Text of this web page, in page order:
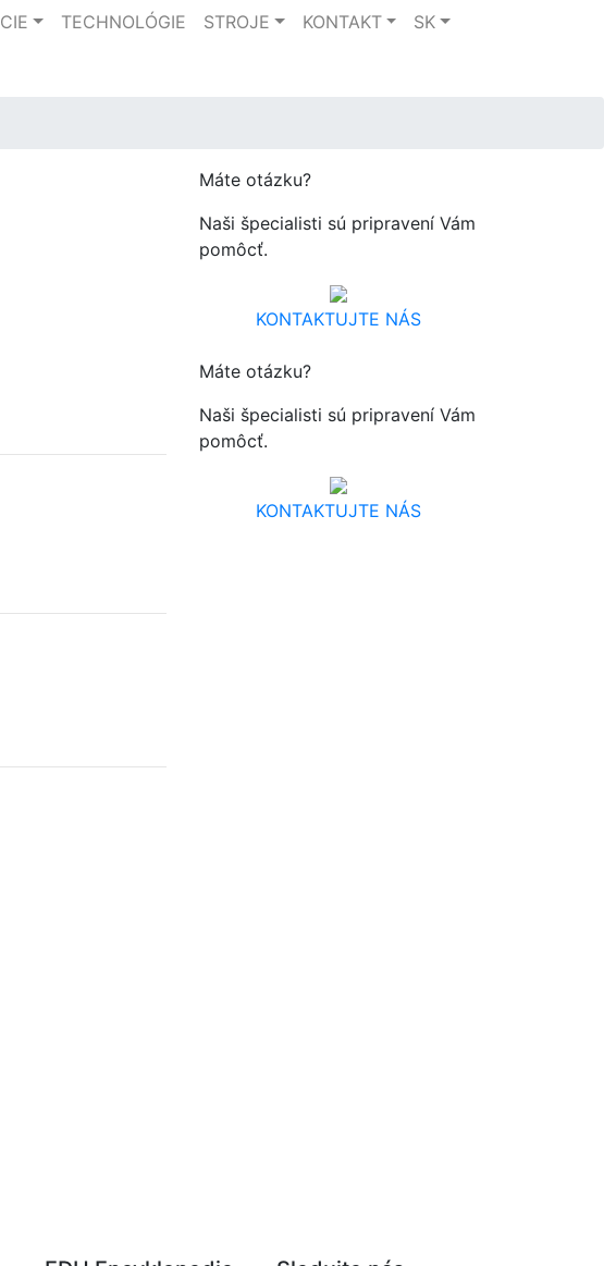
TECHNOLÓGIE STROJE KONTAKT SK
Máte otázku?
Naši špecialisti sú pripravení Vám
pomôcť.
KONTAKTUJTE NÁS
Máte otázku?
Naši špecialisti sú pripravení Vám
pomôcť.
KONTAKTUJTE NÁS